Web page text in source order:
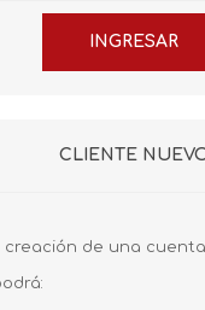
CLIENTE
creación de una